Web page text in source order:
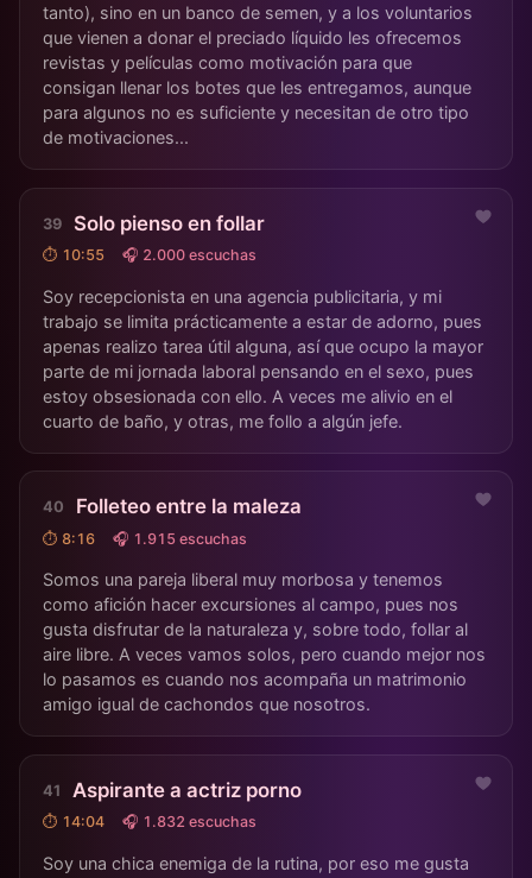
tanto), sino en un banco de semen, y a los voluntarios
que vienen a donar el preciado líquido les ofrecemos
revistas y películas como motivación para que
consigan llenar los botes que les entregamos, aunque
para algunos no es suficiente y necesitan de otro tipo
de motivaciones...
Solo pienso en follar
⏱ 10:55 🎧 2.000 escuchas
Soy recepcionista en una agencia publicitaria, y mi
trabajo se limita prácticamente a estar de adorno, pues
apenas realizo tarea útil alguna, así que ocupo la mayor
parte de mi jornada laboral pensando en el sexo, pues
estoy obsesionada con ello. A veces me alivio en el
cuarto de baño, y otras, me follo a algún jefe.
Folleteo entre la maleza
⏱ 8:16 🎧 1.915 escuchas
Somos una pareja liberal muy morbosa y tenemos
como afición hacer excursiones al campo, pues nos
gusta disfrutar de la naturaleza y, sobre todo, follar al
aire libre. A veces vamos solos, pero cuando mejor nos
lo pasamos es cuando nos acompaña un matrimonio
amigo igual de cachondos que nosotros.
Aspirante a actriz porno
⏱ 14:04 🎧 1.832 escuchas
Soy una chica enemiga de la rutina, por eso me gusta